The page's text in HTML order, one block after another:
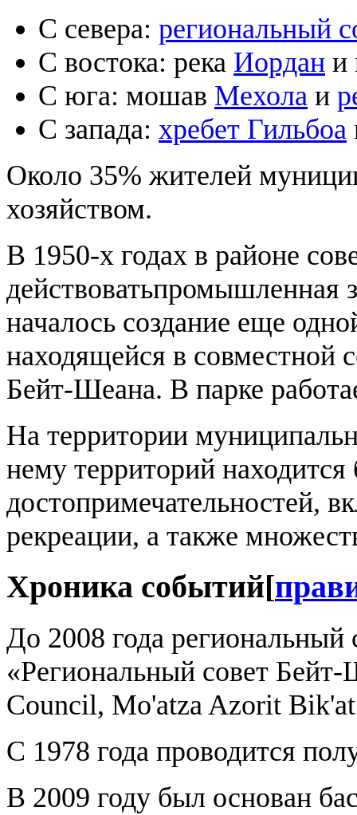
С севера: региональный
С востока: река Иордан и
С юга: мошав Мехола и
С запада: хребет Гильбоа
Около 35% жителей
хозяйством.
В 1950-х годах в районе
началось создание еще
находящейся в совместной
Бейт-Шеана. В парке
На территории
нему территорий
достопримечательностей,
рекреации, а также
Хроника событий[
До 2008 года региональный
«Региональный совет
Council, Mo'atza Azorit
С 1978 года проводится
В 2009 году был основан